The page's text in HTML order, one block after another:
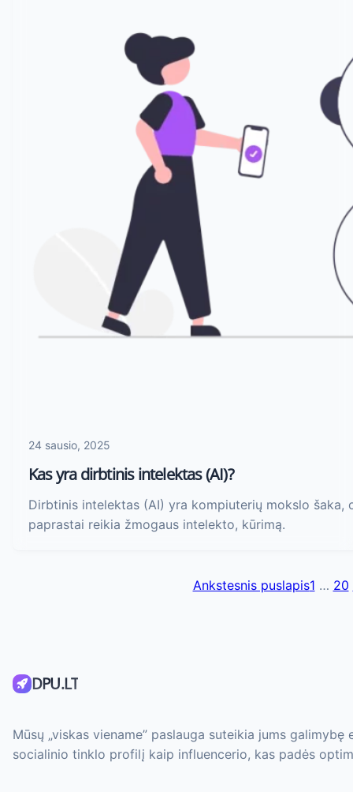
24 sausio, 2025
Kas yra dirbtinis intelektas (AI)?
Dirbtinis intelektas (AI) yra kompiuterių mokslo
paprastai reikia žmogaus intelekto, kūrimą.
Ankstesnis puslapis1 … 20
DPU.LT
Mūsų „viskas viename” paslauga suteikia jums
socialinio tinklo profilį kaip influencerio, kas padės